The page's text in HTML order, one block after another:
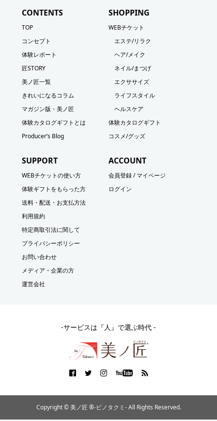
CONTENTS
TOP
コンセプト
体験レポート
匠STORY
美ノ匠一覧
きれいになるコラム
マガジン版・美ノ匠
体験カタログギフトとは
Producer’s Blog
SHOPPING
WEBチケット
エステ/リラク
ヘア/メイク
ネイル/まつげ
エクササイズ
ライフスタイル
ヘルスケア
体験カタログギフト
コスメ/グッズ
SUPPORT
WEBチケットの使い方
体験ギフトをもらった方
送料・配送・お支払方法
利用規約
特定商取引法に関して
プライバシーポリシー
お問い合わせ
メディア・企業の方
運営会社
ACCOUNT
会員登録 / マイページ
ログイン
-サービスは『人』で選ぶ時代 -
Copyright © 美ノ匠 ®︎-ビノタクミ- All Rights Reserved.